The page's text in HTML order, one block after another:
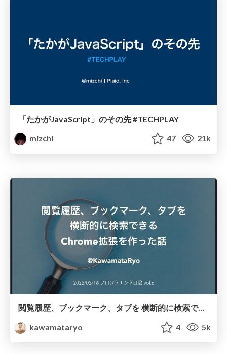
「たかがJavaScript」のその先 #TECHPLAY
mizchi
47 21k
閲覧履歴、ブックマーク、タブを 横断的に検索できる Chrome拡張を作った話 / introduction to chikamichi
kawamataryo
4 5k